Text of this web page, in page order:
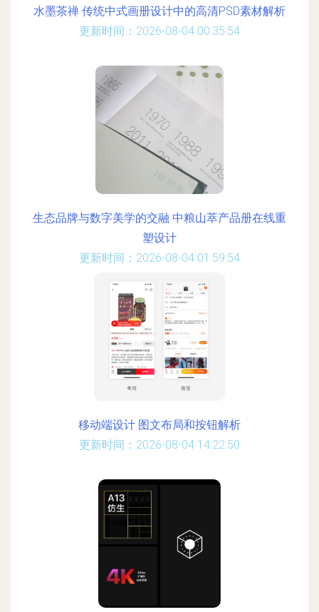
水墨茶禅 传统中式画册设计中的高清PSD素材解析
更新时间：2026-08-04 00:35:54
生态品牌与数字美学的交融 中粮山萃产品册在线重
塑设计
更新时间：2026-08-04 01:59:54
移动端设计 图文布局和按钮解析
更新时间：2026-08-04 14:22:50